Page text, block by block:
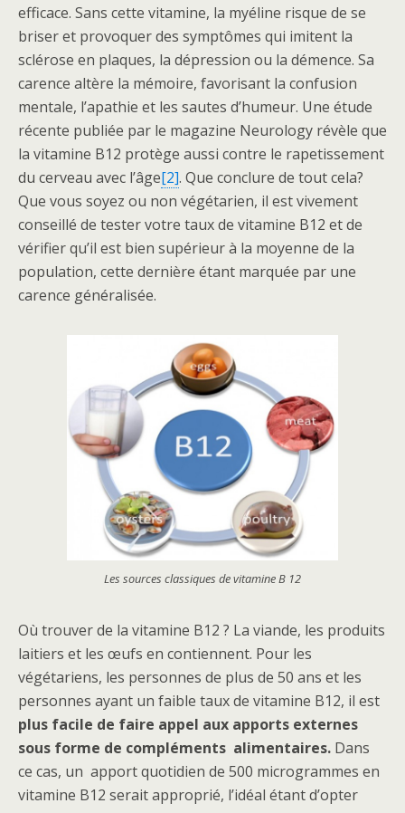
efficace. Sans cette vitamine, la myéline risque de se
briser et provoquer des symptômes qui imitent la
sclérose en plaques, la dépression ou la démence. Sa
carence altère la mémoire, favorisant la confusion
mentale, l’apathie et les sautes d’humeur. Une étude
récente publiée par le magazine Neurology révèle que
la vitamine B12 protège aussi contre le rapetissement
du cerveau avec l’âge[2]. Que conclure de tout cela?
Que vous soyez ou non végétarien, il est vivement
conseillé de tester votre taux de vitamine B12 et de
vérifier qu’il est bien supérieur à la moyenne de la
population, cette dernière étant marquée par une
carence généralisée.
Les sources classiques de vitamine B 12
Où trouver de la vitamine B12 ? La viande, les produits
laitiers et les œufs en contiennent. Pour les
végétariens, les personnes de plus de 50 ans et les
personnes ayant un faible taux de vitamine B12, il est
plus facile de faire appel aux apports externes
sous forme de compléments alimentaires. Dans
ce cas, un apport quotidien de 500 microgrammes en
vitamine B12 serait approprié, l’idéal étant d’opter